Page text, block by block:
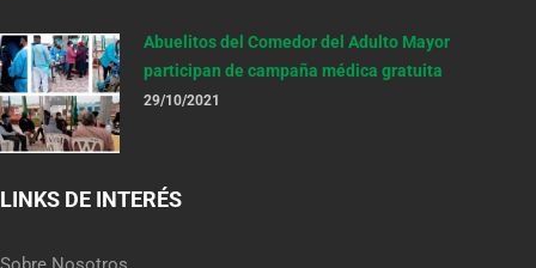
Abuelitos del Comedor del Adulto Mayor
participan de campaña médica gratuita
29/10/2021
LINKS DE INTERÉS